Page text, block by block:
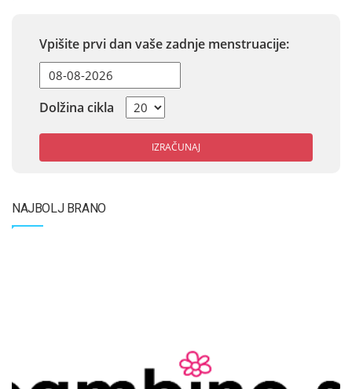
Vpišite prvi dan vaše zadnje menstruacije:
Dolžina cikla
IZRAČUNAJ
NAJBOLJ BRANO